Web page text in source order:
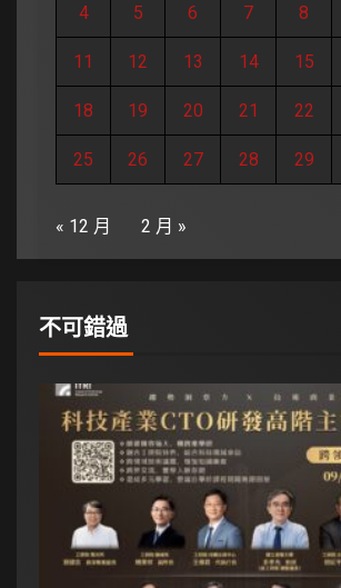
4 5 6 7 8
11 12 13 14 15
18 19 20 21 22
25 26 27 28 29
« 12 月 2 月 »
不可錯過